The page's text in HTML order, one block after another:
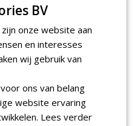
account.
BV
onze website aan
en interesses
wij gebruik van
ons van belang
website ervaring
Lees verder